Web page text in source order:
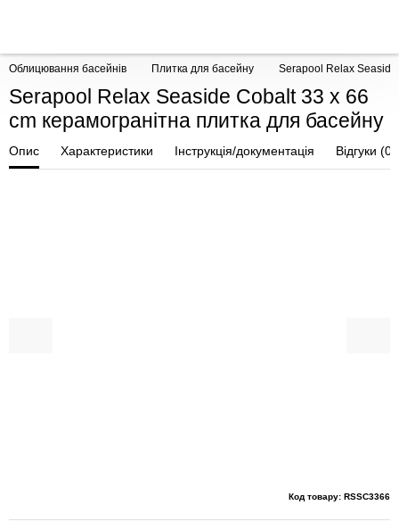
Облицювання басейнів Плитка для басейну Serapool Relax Seaside
Serapool Relax Seaside Cobalt 33 x 66
cm керамогранітна плитка для басейну
Опис Характеристики Інструкція/документація Відгуки (0)
Код товару: RSSC3366